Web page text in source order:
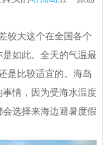
较大这个在全国各个
如此。全天的气温最
是比较适宜的。海岛
情，因为受海水温度
选择来海边避暑度假